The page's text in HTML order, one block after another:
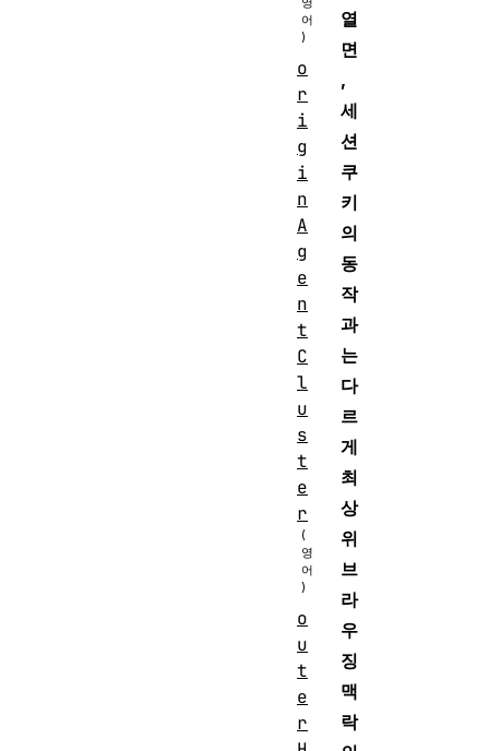
열
면
,
세
션
쿠
키
의
동
작
과
는
다
르
게
최
상
위
브
라
우
징
맥
락
o
r
i
g
i
n
A
g
e
n
t
C
l
u
s
t
e
r
o
u
t
e
r